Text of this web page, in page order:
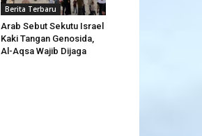
Berita Terbaru
Arab Sebut Sekutu Israel
Kaki Tangan Genosida,
Al-Aqsa Wajib Dijaga